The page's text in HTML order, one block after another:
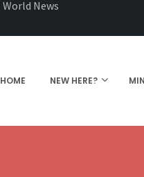
World News
HOME NEW HERE?